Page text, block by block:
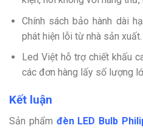
Chính sách bảo hành dài
phát hiện lỗi từ nhà sản xuất.
Led Việt hỗ trợ chiết khấu
các đơn hàng lấy số lượng
Kết luận
Sản phẩm đèn LED Bulb